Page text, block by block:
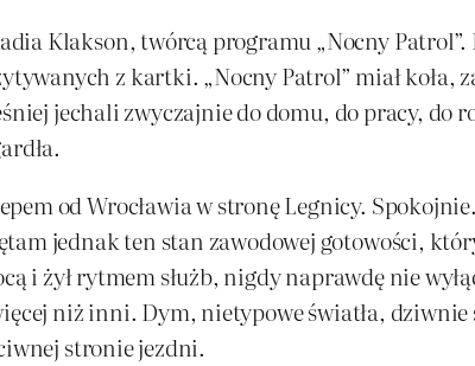
Klakson, twórcą programu „Nocny
z kartki. „Nocny Patrol” miał koła,
jechali zwyczajnie do domu, do pracy, do
od Wrocławia w stronę Legnicy.
jednak ten stan zawodowej gotowości,
i żył rytmem służb, nigdy naprawdę nie
niż inni. Dym, nietypowe światła,
stronie jezdni.